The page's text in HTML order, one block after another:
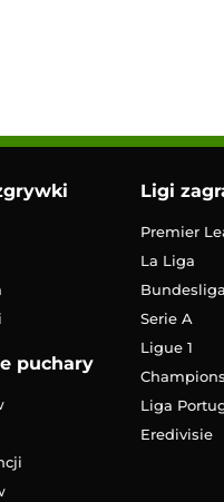
puchary
Ligi
Premier
La Liga
Bundesliga
Serie A
Ligue 1
Liga
Eredivisie